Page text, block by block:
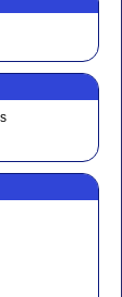
5/5
tant